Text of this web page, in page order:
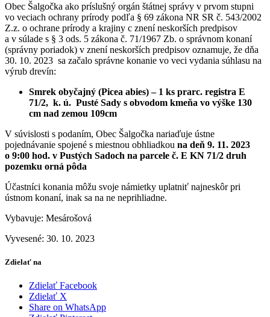
Obec Šalgočka ako príslušný orgán štátnej správy v prvom stupni
vo veciach ochrany prírody podľa § 69 zákona NR SR č. 543/2002
Z.z. o ochrane prírody a krajiny c znení neskorších predpisov
a v súlade s § 3 ods. 5 zákona č. 71/1967 Zb. o správnom konaní
(správny poriadok) v znení neskorších predpisov oznamuje, že dňa
30. 10. 2023 sa začalo správne konanie vo veci vydania súhlasu na
výrub drevín:
Smrek obyčajný (Picea abies) – 1 ks prarc. registra E
71/2, k. ú. Pusté Sady s obvodom kmeňa vo výške 130
cm nad zemou 109cm
V súvislosti s podaním, Obec Šalgočka nariaďuje ústne
pojednávanie spojené s miestnou obhliadkou na deň 9. 11. 2023
o 9:00 hod. v Pustých Sadoch na parcele č. E KN 71/2 druh
pozemku orná pôda
Účastníci konania môžu svoje námietky uplatniť najneskôr pri
ústnom konaní, inak sa na ne neprihliadne.
Vybavuje: Mesárošová
Vyvesené: 30. 10. 2023
Zdielať na
Zdielať Facebook
Zdielať X
Share on WhatsApp